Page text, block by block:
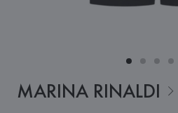
MARINA RINALDI